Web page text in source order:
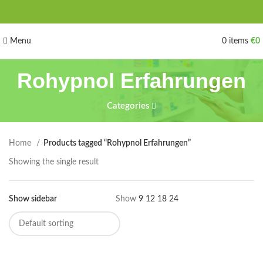
Menu 0 items €0
Rohypnol Erfahrungen
Categories
Home Products tagged “Rohypnol Erfahrungen”
Showing the single result
Show sidebar Show 9 12 18 24